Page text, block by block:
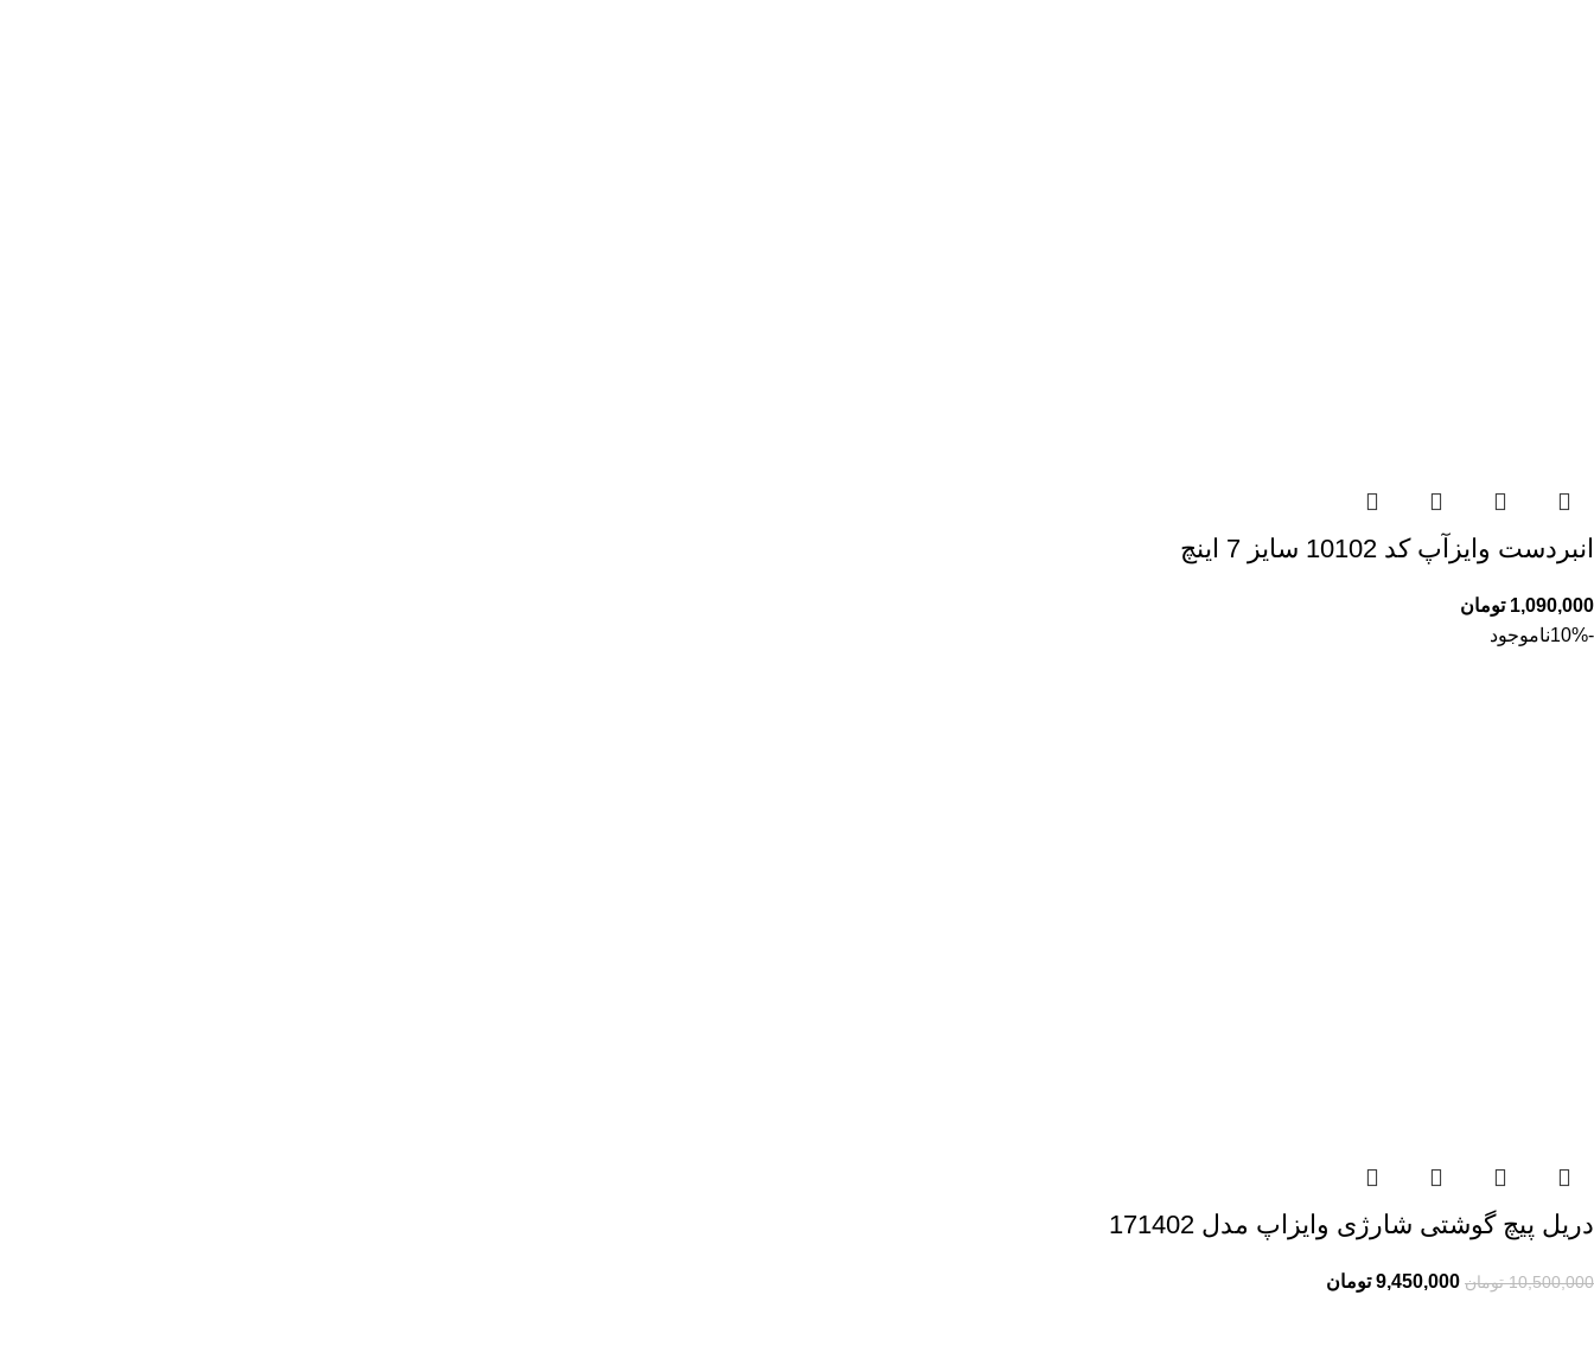
انبردست وایزآپ کد 10102 سایز 7 اینچ
1,090,000 تومان
-10%
ناموجود
دریل پیچ گوشتی شارژی وایزاپ مدل 171402
10,500,000 تومان 9,450,000 تومان